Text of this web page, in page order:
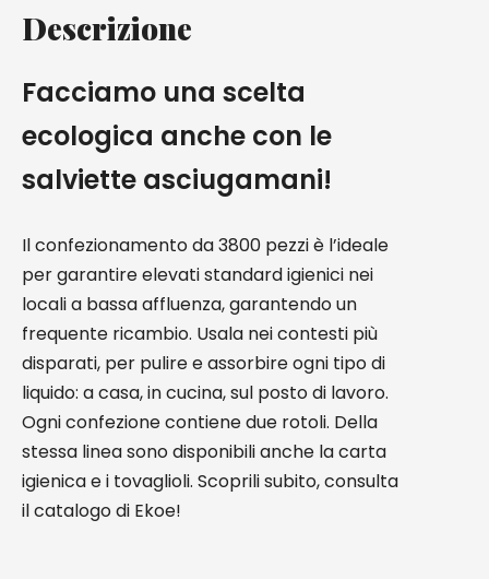
Descrizione
Facciamo una scelta
ecologica anche con le
salviette asciugamani!
Il confezionamento da 3800 pezzi è l’ideale
per garantire elevati standard igienici nei
locali a bassa affluenza, garantendo un
frequente ricambio. Usala nei contesti più
disparati, per pulire e assorbire ogni tipo di
liquido: a casa, in cucina, sul posto di lavoro.
Ogni confezione contiene due rotoli. Della
stessa linea sono disponibili anche la carta
igienica e i tovaglioli. Scoprili subito, consulta
il catalogo di Ekoe!